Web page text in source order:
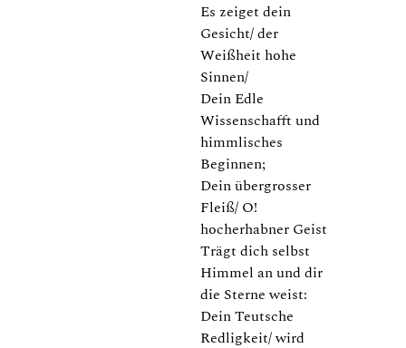
Es zeiget dein
Gesicht/ der
Weißheit hohe
Sinnen/
Dein Edle
Wissenschafft und
himmlisches
Beginnen;
Dein übergrosser
Fleiß/ O!
hocherhabner Geist
Trägt dich selbst
Himmel an und dir
die Sterne weist:
Dein Teutsche
Redligkeit/ wird